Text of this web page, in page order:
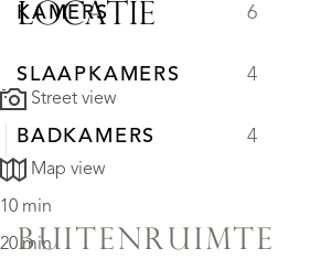
KAMERS 6
SLAAPKAMERS 4
BADKAMERS 4
BUITENRUIMTE
LOCATIE
Street view
Map view
10 min
20 min